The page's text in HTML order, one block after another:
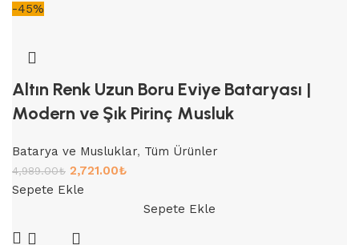
-45%
Altın Renk Uzun Boru Eviye Bataryası |
Modern ve Şık Pirinç Musluk
Batarya ve Musluklar, Tüm Ürünler
4,989.00₺ 2,721.00₺
Sepete Ekle
Sepete Ekle